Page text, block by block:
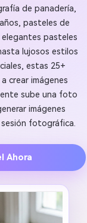
de panadería,
pasteles de
pasteles
lujosos estilos
estas 25+
crear imágenes
sube una foto
imágenes
fotográfica.
Ahora